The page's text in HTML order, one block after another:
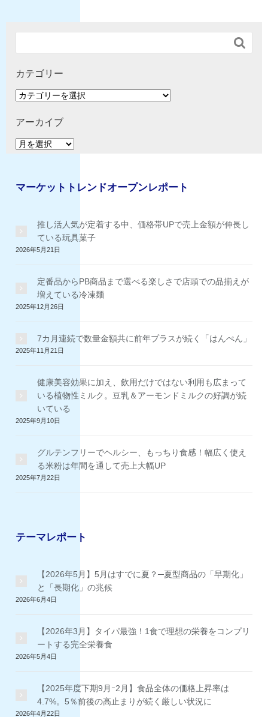

カテゴリー
カ
ゴ
ー
アーカイブ
ア
イ
マーケットトレンドオープンレポート
推し活人気が定着する中、価格帯UPで売上金額が伸長し
ている玩具菓子
2026年5月21日
定番品からPB商品まで選べる楽しさで店頭での品揃えが
増えている冷凍麺
2025年12月26日
7カ月連続で数量金額共に前年プラスが続く「はんぺん」
2025年11月21日
健康美容効果に加え、飲用だけではない利用も広まって
いる植物性ミルク。豆乳＆アーモンドミルクの好調が続
いている
2025年9月10日
グルテンフリーでヘルシー、もっちり食感！幅広く使え
る米粉は年間を通して売上大幅UP
2025年7月22日
テーマレポート
【2026年5月】5月はすでに夏？─夏型商品の「早期化」
と「長期化」の兆候
2026年6月4日
【2026年3月】タイパ最強！1食で理想の栄養をコンプリ
ートする完全栄養食
2026年5月4日
【2025年度下期9月ｰ2月】食品全体の価格上昇率は
4.7%。5％前後の高止まりが続く厳しい状況に
2026年4月22日